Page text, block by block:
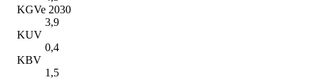
KGVe 2030
3,9
KUV
0,4
KBV
1,5